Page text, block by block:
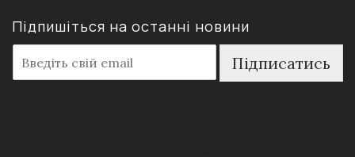
Підпишіться на останні новини
m
a
Підписатись